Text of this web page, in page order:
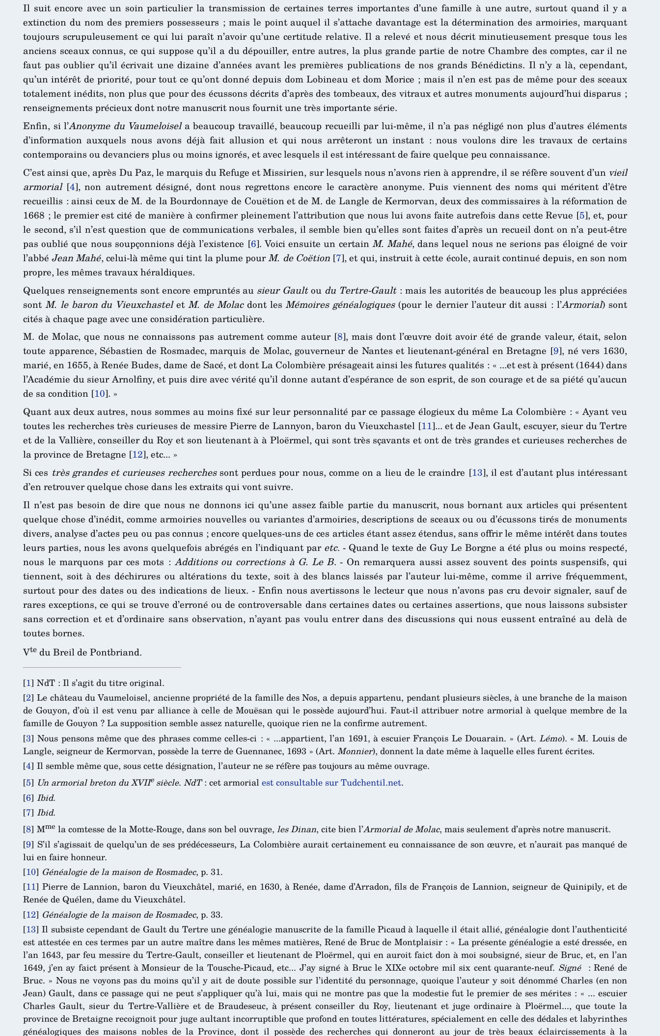
Il suit encore avec un soin particulier la transmission de certaines terres importantes d’une famille à une autre, surtout quand il y a
extinction du nom des premiers possesseurs ; mais le point auquel il s’attache davantage est la détermination des armoiries, marquant
toujours scrupuleusement ce qui lui paraît n’avoir qu’une certitude relative. Il a relevé et nous décrit minutieusement presque tous les
anciens sceaux connus, ce qui suppose qu’il a du dépouiller, entre autres, la plus grande partie de notre Chambre des comptes, car il ne
faut pas oublier qu’il écrivait une dizaine d’années avant les premières publications de nos grands Bénédictins. Il n’y a là, cependant,
qu’un intérêt de priorité, pour tout ce qu’ont donné depuis dom Lobineau et dom Morice ; mais il n’en est pas de même pour des sceaux
totalement inédits, non plus que pour des écussons décrits d’après des tombeaux, des vitraux et autres monuments aujourd’hui disparus ;
renseignements précieux dont notre manuscrit nous fournit une très importante série.
Enfin, si l’Anonyme du Vaumeloisela beaucoup travaillé, beaucoup recueilli par lui-même, il n’a pas négligé non plus d’autres éléments
d’information auxquels nous avons déjà fait allusion et qui nous arrêteront un instant : nous voulons dire les travaux de certains
contemporains ou devanciers plus ou moins ignorés, et avec lesquels il est intéressant de faire quelque peu connaissance.
C’est ainsi que, après Du Paz, le marquis du Refuge et Missirien, sur lesquels nous n’avons rien à apprendre, il se réfère souvent d’un vieil
armorial[4], non autrement désigné, dont nous regrettons encore le caractère anonyme. Puis viennent des noms qui méritent d’être
recueillis : ainsi ceux de M. de la Bourdonnaye de Couëtion et de M. de Langle de Kermorvan, deux des commissaires à la réformation de
1668 ; le premier est cité de manière à confirmer pleinement l’attribution que nous lui avons faite autrefois dans cette Revue [5], et, pour
le second, s’il n’est question que de communications verbales, il semble bien qu’elles sont faites d’après un recueil dont on n’a peut-être
pas oublié que nous soupçonnions déjà l’existence [6]. Voici ensuite un certain M. Mahé, dans lequel nous ne serions pas éloigné de voir
l’abbéJean Mahé, celui-là même qui tint la plume pourM. de Coëtion[7], et qui, instruit à cette école, aurait continué depuis, en son nom
propre, les mêmes travaux héraldiques.
Quelques renseignements sont encore empruntés au sieur Gaultou du Tertre-Gault: mais les autorités de beaucoup les plus appréciées
sont M. le baron du VieuxchasteletM. de Molacdont lesMémoires généalogiques(pour le dernier l’auteur dit aussi : l’Armorial) sont
cités à chaque page avec une considération particulière.
M. de Molac, que nous ne connaissons pas autrement comme auteur[8], mais dont l’œuvre doit avoir été de grande valeur, était, selon
toute apparence, Sébastien de Rosmadec, marquis de Molac, gouverneur de Nantes et lieutenant-général en Bretagne [9], né vers 1630,
marié, en 1655, à Renée Budes, dame de Sacé, et dont La Colombière présageait ainsi les futures qualités : « ...et est à présent (1644) dans
l’Académie du sieur Arnolfiny, et puis dire avec vérité qu’il donne autant d’espérance de son esprit, de son courage et de sa piété qu’aucun
de sa condition [10]. »
Quant aux deux autres, nous sommes au moins fixé sur leur personnalité par ce passage élogieux du même La Colombière : « Ayant veu
toutes les recherches très curieuses de messire Pierre de Lannyon, baron du Vieuxchastel [11]... et de Jean Gault, escuyer, sieur du Tertre
et de la Vallière, conseiller du Roy et son lieutenant à à Ploërmel, qui sont très sçavants et ont de très grandes et curieuses recherches de
la province de Bretagne [12], etc... »
Si ces très grandes et curieuses recherchessont perdues pour nous, comme on a lieu de le craindre [13], il est d’autant plus intéressant
d’en retrouver quelque chose dans les extraits qui vont suivre.
Il n’est pas besoin de dire que nous ne donnons ici qu’une assez faible partie du manuscrit, nous bornant aux articles qui présentent
quelque chose d’inédit, comme armoiries nouvelles ou variantes d’armoiries, descriptions de sceaux ou ou d’écussons tirés de monuments
divers, analyse d’actes peu ou pas connus ; encore quelques-uns de ces articles étant assez étendus, sans offrir le même intérêt dans toutes
leurs parties, nous les avons quelquefois abrégés en l’indiquant par etc. - Quand le texte de Guy Le Borgne a été plus ou moins respecté,
nous le marquons par ces mots : Additions ou corrections à G. Le B. - On remarquera aussi assez souvent des points suspensifs, qui
tiennent, soit à des déchirures ou altérations du texte, soit à des blancs laissés par l’auteur lui-même, comme il arrive fréquemment,
surtout pour des dates ou des indications de lieux. - Enfin nous avertissons le lecteur que nous n’avons pas cru devoir signaler, sauf de
rares exceptions, ce qui se trouve d’erroné ou de controversable dans certaines dates ou certaines assertions, que nous laissons subsister
sans correction et et d’ordinaire sans observation, n’ayant pas voulu entrer dans des discussions qui nous eussent entraîné au delà de
toutes bornes.
Vte du Breil de Pontbriand.
[1] NdT : Il s’agit du titre original.
[2]Le château du Vaumeloisel, ancienne propriété de la famille des Nos, a depuis appartenu, pendant plusieurs siècles, à une branche de la maison
de Gouyon, d’où il est venu par alliance à celle de Mouësan qui le possède aujourd’hui. Faut-il attribuer notre armorial à quelque membre de la
famille de Gouyon ? La supposition semble assez naturelle, quoique rien ne la confirme autrement.
[3]Nous pensons même que des phrases comme celles-ci : « ...appartient, l’an 1691, à escuier François Le Douarain. » (Art. Lémo). « M. Louis de
Langle, seigneur de Kermorvan, possède la terre de Guennanec, 1693 » (Art. Monnier), donnent la date même à laquelle elles furent écrites.
[4] Il semble même que, sous cette désignation, l’auteur ne se réfère pas toujours au même ouvrage.
[5] Un armorial breton du XVIIesiècle. NdT: cet armorialest consultable sur Tudchentil.net.
[6] Ibid.
[7] Ibid.
[8] Mme la comtesse de la Motte-Rouge, dans son bel ouvrage, les Dinan, cite bien l’Armorial de Molac, mais seulement d’après notre manuscrit.
[9] S’il s’agissait de quelqu’un de ses prédécesseurs, La Colombière aurait certainement eu connaissance de son œuvre, et n’aurait pas manqué de
lui en faire honneur.
[10] Généalogie de la maison de Rosmadec, p. 31.
[11]Pierre de Lannion, baron du Vieuxchâtel, marié, en 1630, à Renée, dame d’Arradon, fils de François de Lannion, seigneur de Quinipily, et de
Renée de Quélen, dame du Vieuxchâtel.
[12] Généalogie de la maison de Rosmadec, p. 33.
[13]Il subsiste cependant de Gault du Tertre une généalogie manuscrite de la famille Picaud à laquelle il était allié, généalogie dont l’authenticité
est attestée en ces termes par un autre maître dans les mêmes matières, René de Bruc de Montplaisir : « La présente généalogie a esté dressée, en
l’an 1643, par feu messire du Tertre-Gault, conseiller et lieutenant de Ploërmel, qui en auroit faict don à moi soubsigné, sieur de Bruc, et, en l’an
1649, j’en ay faict présent à Monsieur de la Tousche-Picaud, etc... J’ay signé à Bruc le XIXe octobre mil six cent quarante-neuf. Signé : René de
Bruc. » Nous ne voyons pas du moins qu’il y ait de doute possible sur l’identité du personnage, quoique l’auteur y soit dénommé Charles (en non
Jean) Gault, dans ce passage qui ne peut s’appliquer qu’à lui, mais qui ne montre pas que la modestie fut le premier de ses mérites : « ... escuier
Charles Gault, sieur du Tertre-Vallière et de Braudeseuc, à présent conseiller du Roy, lieutenant et juge ordinaire à Ploërmel..., que toute la
province de Bretaigne recoignoit pour juge aultant incorruptible que profond en toutes littératures, spécialement en celle des dédales et labyrinthes
généalogiques des maisons nobles de la Province, dont il possède des recherches qui donneront au jour de très beaux éclaircissements à la